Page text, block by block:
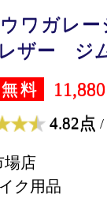
ワガレ
ザー ジ
料
4.82点 /
場店
ク用品